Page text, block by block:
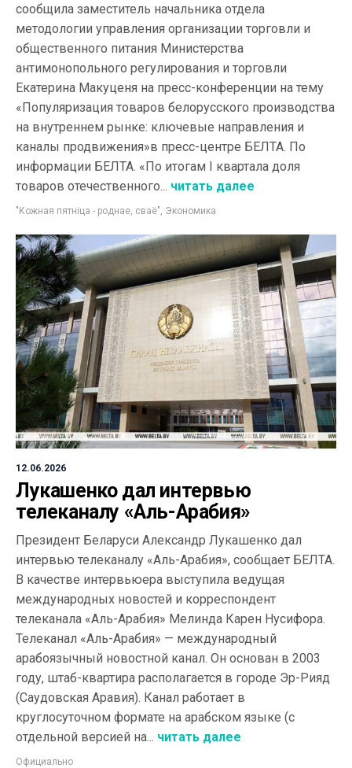
сообщила заместитель начальника отдела
методологии управления организации торговли и
общественного питания Министерства
антимонопольного регулирования и торговли
Екатерина Макуценя на пресс-конференции на тему
«Популяризация товаров белорусского производства
на внутреннем рынке: ключевые направления и
каналы продвижения»в пресс-центре БЕЛТА. По
информации БЕЛТА. «По итогам I квартала доля
товаров отечественного... читать далее
"Кожная пятнiца - роднае, сваё", Экономика
12.06.2026
Лукашенко дал интервью
телеканалу «Аль-Арабия»
Президент Беларуси Александр Лукашенко дал
интервью телеканалу «Аль-Арабия», сообщает БЕЛТА.
В качестве интервьюера выступила ведущая
международных новостей и корреспондент
телеканала «Аль-Арабия» Мелинда Карен Нусифора.
Телеканал «Аль-Арабия» — международный
арабоязычный новостной канал. Он основан в 2003
году, штаб-квартира располагается в городе Эр-Рияд
(Саудовская Аравия). Канал работает в
круглосуточном формате на арабском языке (с
отдельной версией на... читать далее
Официально